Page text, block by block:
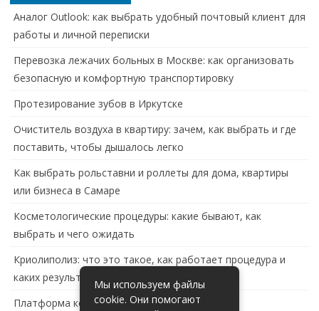
Аналог Outlook: как выбрать удобный почтовый клиент для
работы и личной переписки
Перевозка лежачих больных в Москве: как организовать
безопасную и комфортную транспортировку
Протезирование зубов в Иркутске
Очиститель воздуха в квартиру: зачем, как выбрать и где
поставить, чтобы дышалось легко
Как выбрать рольставни и роллеты для дома, квартиры
или бизнеса в Самаре
Косметологические процедуры: какие бывают, как
выбрать и чего ожидать
Криолиполиз: что это такое, как работает процедура и
каких результатов ждать
Платформа контейнеризации в России: обзор
Мы используем файлы
cookie. Они помогают